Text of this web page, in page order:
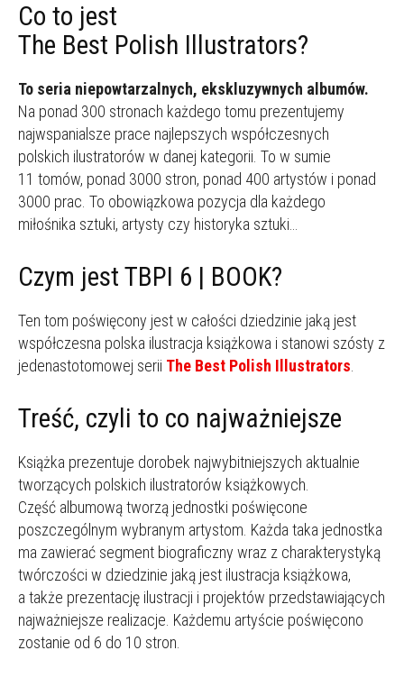
Co to jest
The Best Polish Illustrators?
To seria niepowtarzalnych, ekskluzywnych albumów.
Na ponad 300 stronach każdego tomu prezentujemy
najwspanialsze prace najlepszych współczesnych
polskich ilustratorów w danej kategorii. To w sumie
11 tomów, ponad 3000 stron, ponad 400 artystów i ponad
3000 prac. To obowiązkowa pozycja dla każdego
miłośnika sztuki, artysty czy historyka sztuki…
Czym jest TBPI 6 | BOOK?
Ten tom poświęcony jest w całości dziedzinie jaką jest
współczesna polska ilustracja książkowa i stanowi szósty z
jedenastotomowej serii The Best Polish Illustrators
Treść, czyli to co najważniejsze
Książka prezentuje dorobek najwybitniejszych aktualnie
tworzących polskich ilustratorów książkowych.
Część albumową tworzą jednostki poświęcone
poszczególnym wybranym artystom. Każda taka jednostka
ma zawierać segment biograficzny wraz z charakterystyką
twórczości w dziedzinie jaką jest ilustracja książkowa,
a także prezentację ilustracji i projektów przedstawiających
najważniejsze realizacje. Każdemu artyście poświęcono
zostanie od 6 do 10 stron.